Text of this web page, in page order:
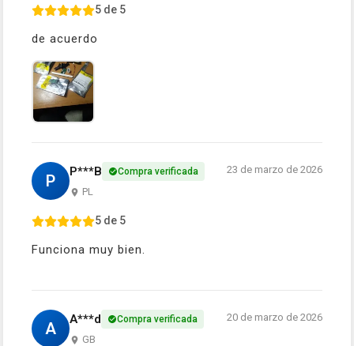
5 de 5
de acuerdo
P P***B Compra verificada
PL
23 de marzo de 2026
5 de 5
Funciona muy bien.
A A***d Compra verificada
GB
20 de marzo de 2026